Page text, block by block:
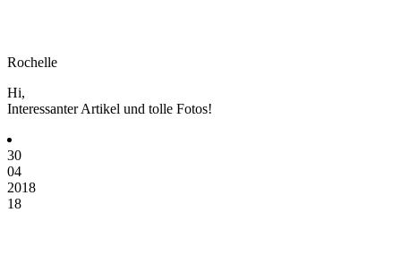
Rochelle
Hi,
Interessanter Artikel und tolle Fotos!
30
04
2018
18